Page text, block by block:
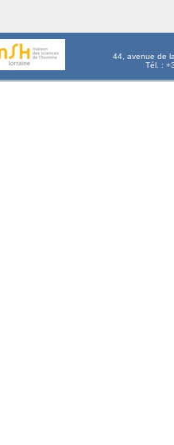
44, avenue de
Tél. :